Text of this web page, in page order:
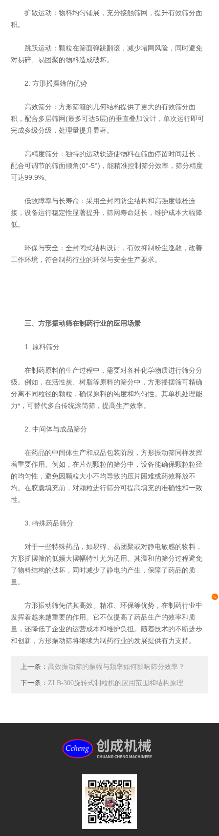
‌扩散运动‌：物料均匀铺展，充分接触筛网，提升有效筛分面
积。
‌跳跃运动‌：颗粒在筛面弹跳翻滚，减少堵网风险，同时避免
对易碎、易团聚的物料造成破坏。
2. 方形摇摆筛的优势
‌高效筛分‌：方形筛箱的几何结构提供了更大的有效筛分面
积，配合多层筛网(最多可达5层)的垂直叠加设计，单次运行即可
完成多级分级，处理量提升显著。
‌高精度筛分‌：独特的运动轨迹使物料在筛面停留时间延长，
配合可调节的筛面倾角(0°-5°)，能精准控制筛分效率，筛分精度
可达99.9%。
‌低故障率与长寿命‌：采用全封闭防尘结构和高强度螺栓连
接，设备运行稳定性显著提升，筛网寿命延长，维护成本大幅降
低。
‌环保与安全‌：全封闭式结构设计，有效抑制粉尘逸散，改善
工作环境，符合制药行业的环保与安全生产要求。
三、方形振动筛在制药行业的应用场景
1. 原料筛分
在制药原料的生产过程中，需要对各种化学物质进行筛分分
级。例如，在活性炭、树脂等原料的筛分中，方形摇摆筛可精确
分离不同粒径的颗粒，确保原料的纯度和均匀性。其单机处理能
力*，可替代多台传统滚筒筛，提高生产效率。
2. 中间体与成品筛分
在药品的中间体生产和成品包装阶段，方形振动筛同样发挥
着重要作用。例如，在片剂颗粒的筛分中，设备能确保颗粒粒径
的均匀性，避免因颗粒大小不均导致的压片困难或药效释放不
均。在胶囊填充前，对颗粒进行筛分可提高填充的准确性和一致
性。
3. 特殊药品筛分
对于一些特殊药品，如易碎、易团聚或对静电敏感的物料，
方形摇摆筛的低频大摆幅特性尤为适用。其温和的筛分过程避免
了物料结构的破坏，同时减少了静电的产生，保障了药品的质
量。
方形振动筛凭借其高效、精准、环保等优势，在制药行业中
发挥着越来越重要的作用。它不仅提高了药品生产的效率和质
量，还降低了企业的运营成本和维护负担。随着技术的不断进步
和创新，方形振动筛将继续为制药行业的发展提供有力支持。
上一条： 高效振动筛的振幅与频率如何影响筛分效率？
下一条： ZLB-300旋转式制粒机的应用范围和结构原理